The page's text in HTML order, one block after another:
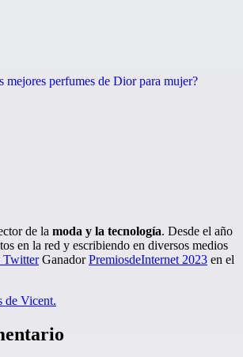
mejores perfumes de Dior para mujer?
de la moda y la tecnología. Desde el año
en la red y escribiendo en diversos medios
GanadorPremiosdeInternet 2023 en el
de Vicent.